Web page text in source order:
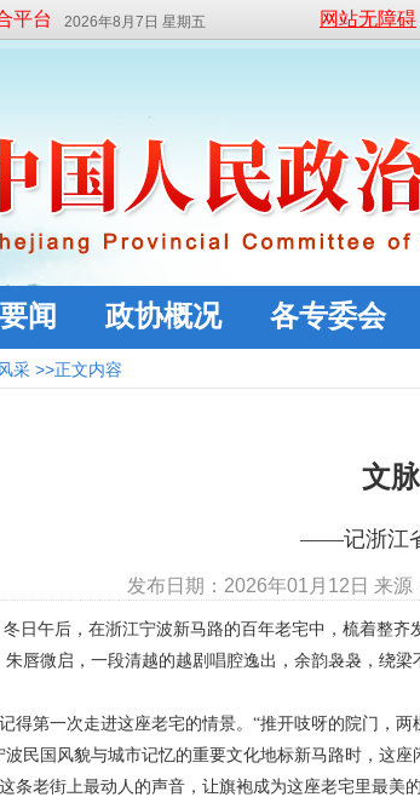
平台 网站无障碍
2026年8月7日 星期五
闻 政协概况 各专委会
采 >>正文内容
文
——记浙江
发布日期：2026年01月12日 来
冬日午后，在浙江宁波新马路的百年老宅中，梳着整
唇微启，一段清越的越剧唱腔逸出，余韵袅袅，绕
得第一次走进这座老宅的情景。 “推开吱呀的院门，两
民国风貌与城市记忆的重要文化地标新马路时，这座
条老街上最动人的声音，让旗袍成为这座老宅里最美